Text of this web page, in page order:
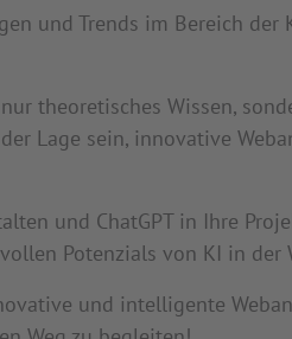
und Trends im Bereich
theoretisches Wissen,
Lage sein, innovative
und ChatGPT in Ihre
Potenzials von KI in der
und intelligente